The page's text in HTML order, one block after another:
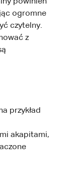
ogromne
czytelny.
z
przykład
akapitami,